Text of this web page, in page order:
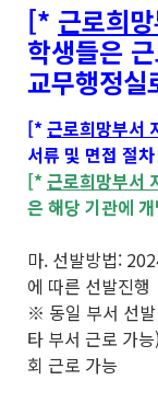
[* 근로희
학생들은
교무행정실
[*근로희망부서
서류 및 면접 절
[*근로희망부서
은 해당 기관에
마. 선발방법:
에 따른 선발진행
※ 동일 부서 선
타 부서 근로 가
회 근로 가능